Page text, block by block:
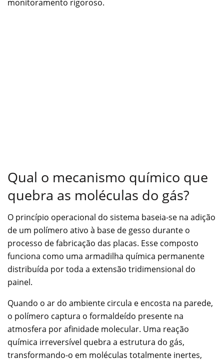
monitoramento rigoroso.
Qual o mecanismo químico que
quebra as moléculas do gás?
O princípio operacional do sistema baseia-se na adição
de um polímero ativo à base de gesso durante o
processo de fabricação das placas. Esse composto
funciona como uma armadilha química permanente
distribuída por toda a extensão tridimensional do
painel.
Quando o ar do ambiente circula e encosta na parede,
o polímero captura o formaldeído presente na
atmosfera por afinidade molecular. Uma reação
química irreversível quebra a estrutura do gás,
transformando-o em moléculas totalmente inertes,